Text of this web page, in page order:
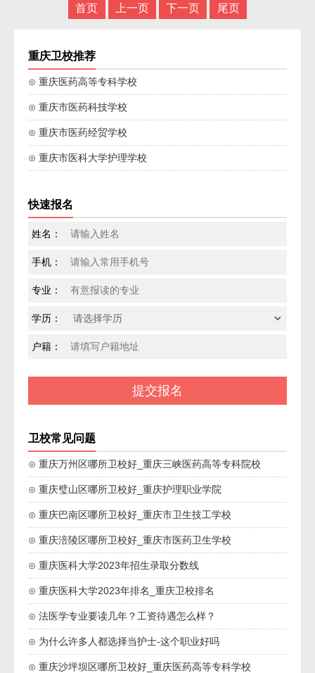
首页 上一页 下一页 尾页
重庆卫校推荐
⊙ 重庆医药高等专科学校
⊙ 重庆市医药科技学校
⊙ 重庆市医药经贸学校
⊙ 重庆市医科大学护理学校
快速报名
姓名：
手机：
专业：
学历：
户籍：
卫校常见问题
⊙ 重庆万州区哪所卫校好_重庆三峡医药高等专科院校
⊙ 重庆璧山区哪所卫校好_重庆护理职业学院
⊙ 重庆巴南区哪所卫校好_重庆市卫生技工学校
⊙ 重庆涪陵区哪所卫校好_重庆市医药卫生学校
⊙ 重庆医科大学2023年招生录取分数线
⊙ 重庆医科大学2023年排名_重庆卫校排名
⊙ 法医学专业要读几年？工资待遇怎么样？
⊙ 为什么许多人都选择当护士-这个职业好吗
⊙ 重庆沙坪坝区哪所卫校好_重庆医药高等专科学校